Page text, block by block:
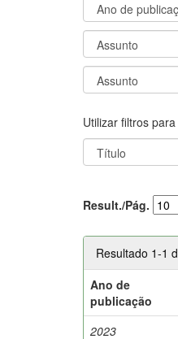
Utilizar filtros
Result./Pág.
Resultado 1-1
Ano de
publicação
2023